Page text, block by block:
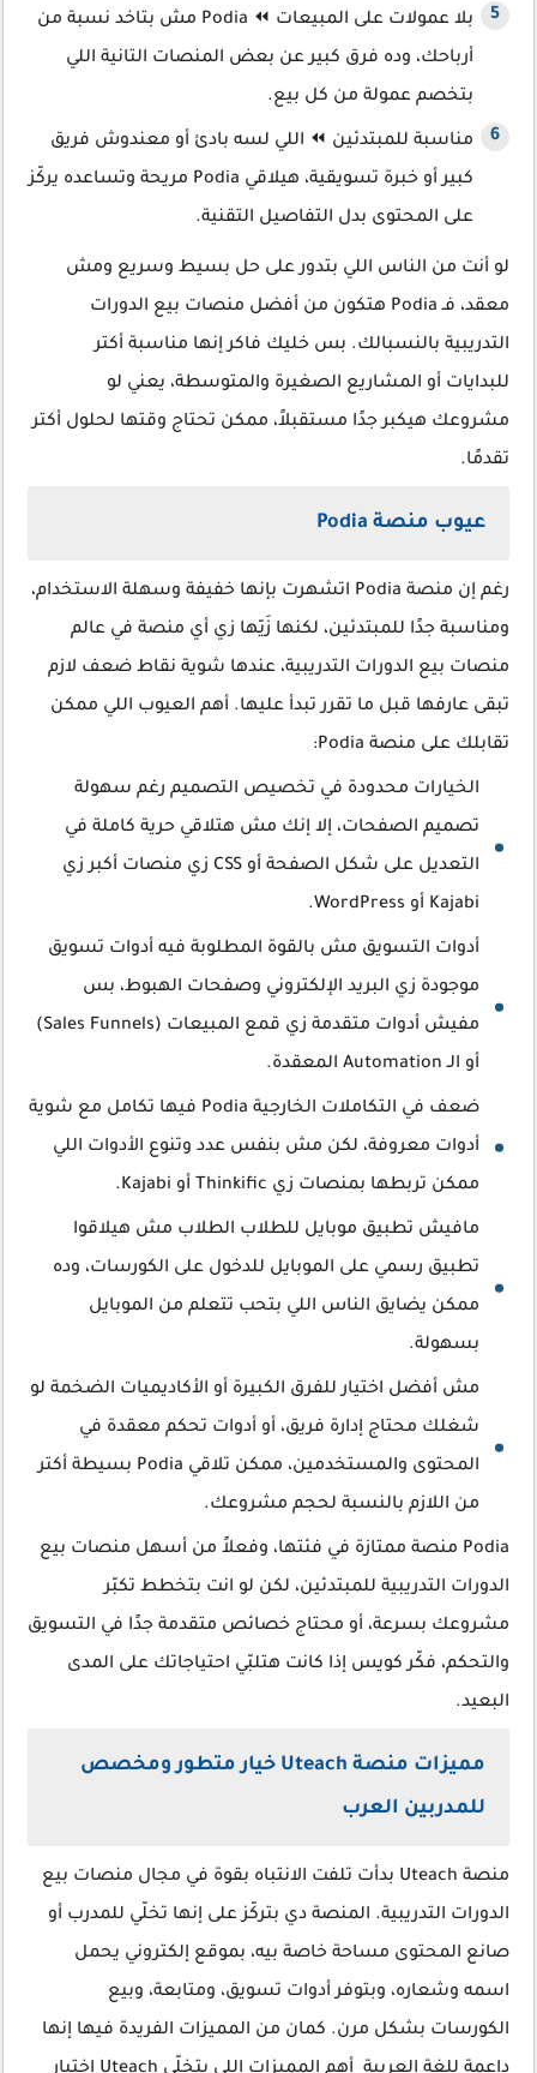
بلا عمولات على المبيعات ⏪ Podia مش بتاخد نسبة من
أرباحك، وده فرق كبير عن بعض المنصات التانية اللي
بتخصم عمولة من كل بيع.
مناسبة للمبتدئين ⏪ اللي لسه بادئ أو معندوش فريق
كبير أو خبرة تسويقية، هيلاقي Podia مريحة وتساعده يركّز
على المحتوى بدل التفاصيل التقنية.
لو أنت من الناس اللي بتدور على حل بسيط وسريع ومش
معقد، فـ Podia هتكون من أفضل منصات بيع الدورات
التدريبية بالنسبالك. بس خليك فاكر إنها مناسبة أكتر
للبدايات أو المشاريع الصغيرة والمتوسطة، يعني لو
مشروعك هيكبر جدًا مستقبلاً، ممكن تحتاج وقتها لحلول أكتر
تقدمًا.
عيوب منصة Podia
رغم إن منصة Podia اتشهرت بإنها خفيفة وسهلة الاستخدام،
ومناسبة جدًا للمبتدئين، لكنها زَيّها زي أي منصة في عالم
منصات بيع الدورات التدريبية، عندها شوية نقاط ضعف لازم
تبقى عارفها قبل ما تقرر تبدأ عليها. أهم العيوب اللي ممكن
تقابلك على منصة Podia:
الخيارات محدودة في تخصيص التصميم رغم سهولة
تصميم الصفحات، إلا إنك مش هتلاقي حرية كاملة في
التعديل على شكل الصفحة أو CSS زي منصات أكبر زي
Kajabi أو WordPress.
أدوات التسويق مش بالقوة المطلوبة فيه أدوات تسويق
موجودة زي البريد الإلكتروني وصفحات الهبوط، بس
مفيش أدوات متقدمة زي قمع المبيعات (Sales Funnels)
أو الـ Automation المعقدة.
ضعف في التكاملات الخارجية Podia فيها تكامل مع شوية
أدوات معروفة، لكن مش بنفس عدد وتنوع الأدوات اللي
ممكن تربطها بمنصات زي Thinkific أو Kajabi.
مافيش تطبيق موبايل للطلاب الطلاب مش هيلاقوا
تطبيق رسمي على الموبايل للدخول على الكورسات، وده
ممكن يضايق الناس اللي بتحب تتعلم من الموبايل
بسهولة.
مش أفضل اختيار للفرق الكبيرة أو الأكاديميات الضخمة لو
شغلك محتاج إدارة فريق، أو أدوات تحكم معقدة في
المحتوى والمستخدمين، ممكن تلاقي Podia بسيطة أكتر
من اللازم بالنسبة لحجم مشروعك.
Podia منصة ممتازة في فئتها، وفعلاً من أسهل منصات بيع
الدورات التدريبية للمبتدئين، لكن لو انت بتخطط تكبّر
مشروعك بسرعة، أو محتاج خصائص متقدمة جدًا في التسويق
والتحكم، فكّر كويس إذا كانت هتلبّي احتياجاتك على المدى
البعيد.
مميزات منصة Uteach خيار متطور ومخصص
للمدربين العرب
منصة Uteach بدأت تلفت الانتباه بقوة في مجال منصات بيع
الدورات التدريبية. المنصة دي بتركّز على إنها تخلّي للمدرب أو
صانع المحتوى مساحة خاصة بيه، بموقع إلكتروني يحمل
اسمه وشعاره، وبتوفر أدوات تسويق، ومتابعة، وبيع
الكورسات بشكل مرن. كمان من المميزات الفريدة فيها إنها